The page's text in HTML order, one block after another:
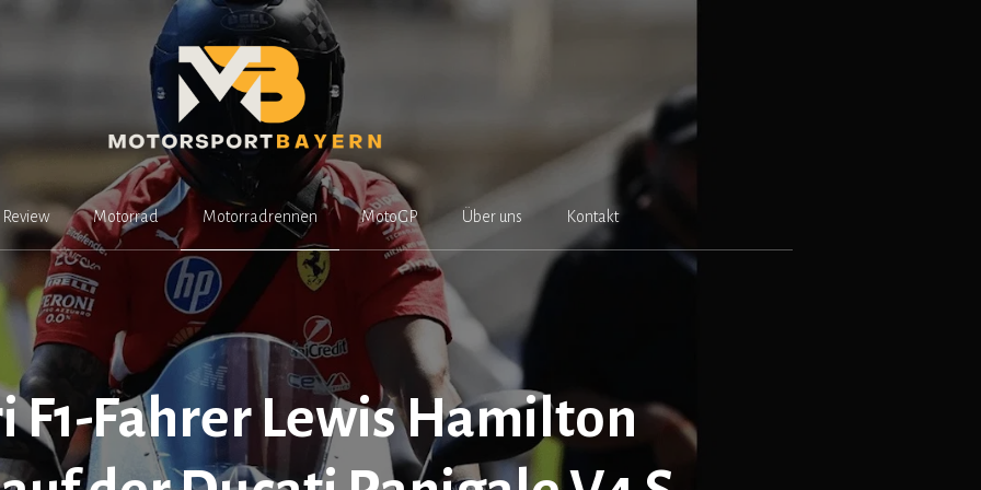
Review Motorrad Motorradrennen MotoGP Über uns Kontakt
F1-Fahrer Lewis Hamilton